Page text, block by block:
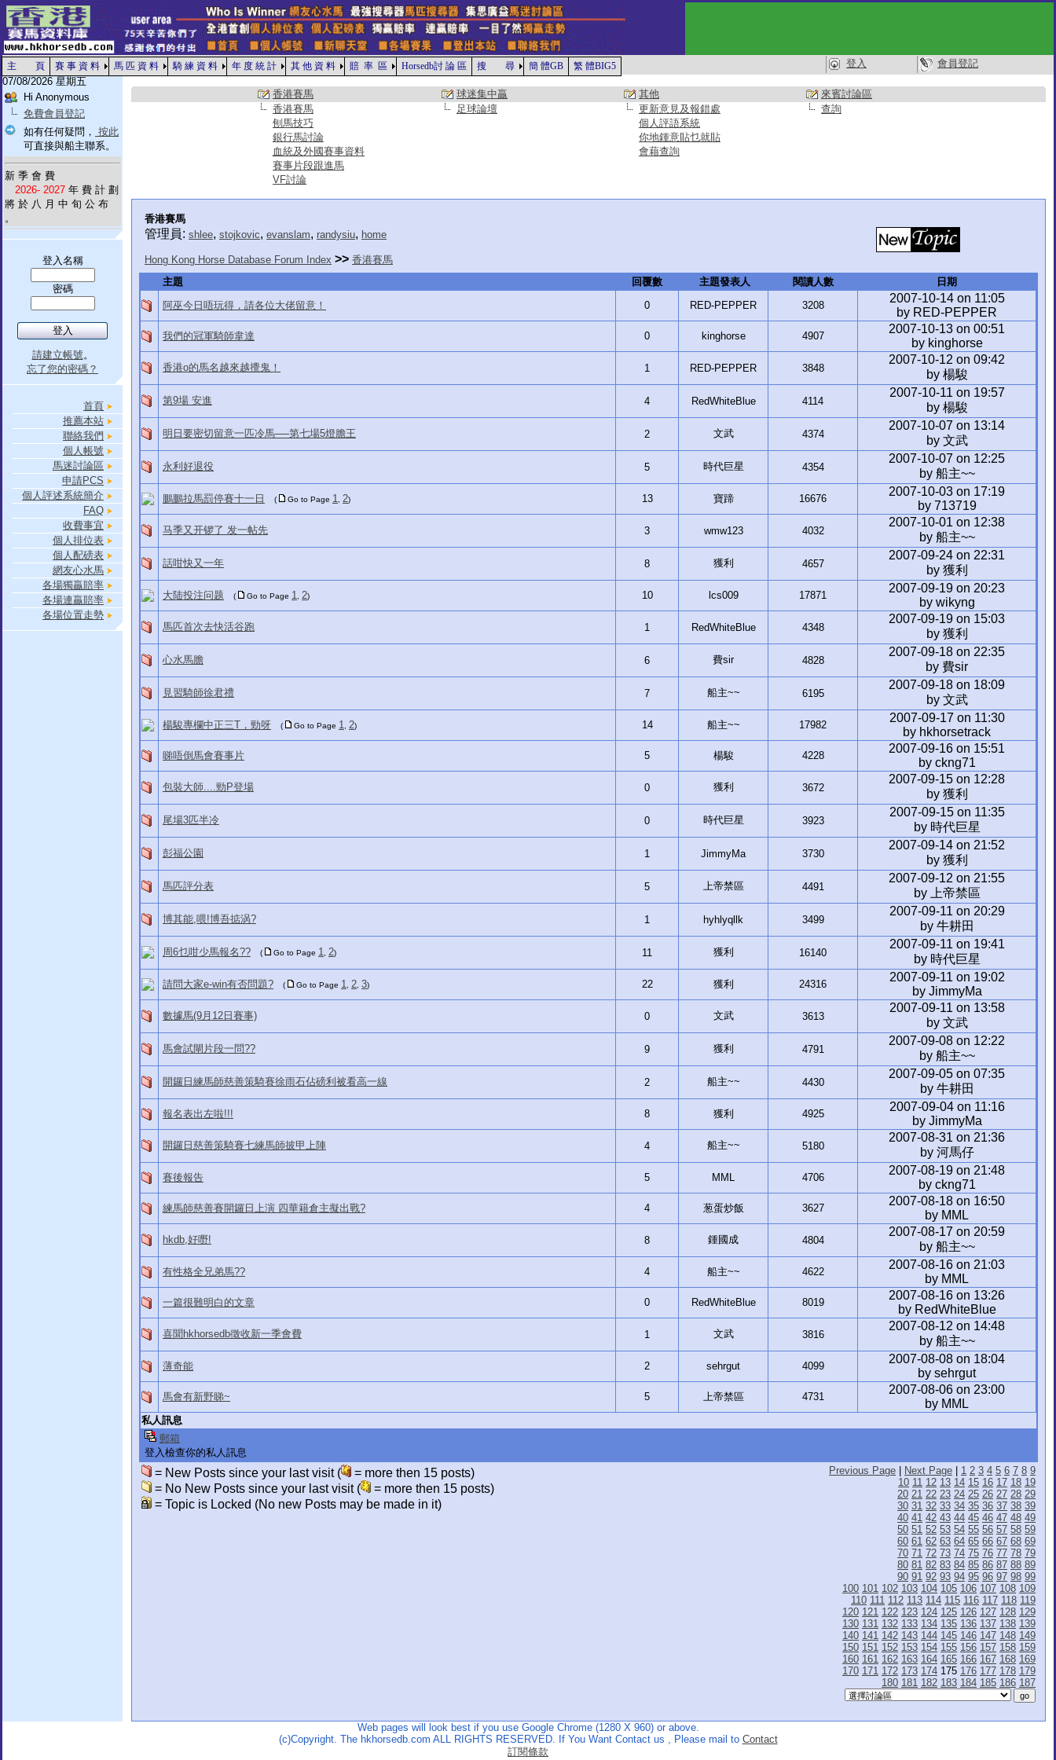
主 頁 賽 事 資 料 馬 匹 資 料 騎 練 資 料 年 度 統 計 其 他 資 料 賠 率 區 Horsedb討 論 區 搜 尋 簡 體GB 繁 體BIG5 登入
會員登記
07/08/2026 星期五
Hi Anonymous
免費會員登記
如有任何疑問， 按此
可直接與船主聯系。
新 季 會 費
2026- 2027 年 費 計 劃
將 於 八 月 中 旬 公 布
。
登入名稱
密碼
請建立帳號。
忘了您的密碼？
首頁
推薦本站
聯絡我們
個人帳號
馬迷討論區
申請PCS
個人評述系統簡介
FAQ
收費事宜
個人排位表
個人配磅表
網友心水馬
各場獨贏賠率
各場連贏賠率
各場位置走勢
香港賽馬 球迷集中贏 其他
來賓討論區
香港賽馬
足球論壇 更新意見及報錯處
查詢
刨馬技巧
個人評語系統
銀行馬討論
你地鍾意貼乜就貼
血統及外國賽事資料
會藉查詢
賽事片段跟進馬
VF討論
香港賽馬
管理員: shlee, stojkovic, evanslam, randysiu, home
Hong Kong Horse Database Forum Index >> 香港賽馬
主題
回覆數 主題發表人 閱讀人數
日期
阿巫今日唔玩得，請各位大佬留意！
0 RED-PEPPER 3208
2007-10-14 on 11:05
by RED-PEPPER
我們的冠軍騎師韋達 0 kinghorse 4907
2007-10-13 on 00:51
by kinghorse
香港o的馬名越來越攪鬼！ 1 RED-PEPPER 3848
2007-10-12 on 09:42
by 楊駿
第9場 安進 4 RedWhiteBlue 4114
2007-10-11 on 19:57
by 楊駿
明日要密切留意一匹冷馬──第七場5燈膽王 2 文武 4374
2007-10-07 on 13:14
by 文武
永利好退役 5 時代巨星 4354
2007-10-07 on 12:25
by 船主~~
鵬鵬拉馬罰停賽十一日 ( Go to Page 1 2) 13 寶蹄 16676
2007-10-03 on 17:19
by 713719
马季又开锣了 发一帖先 3 wmw123 4032
2007-10-01 on 12:38
by 船主~~
話咁快又一年 8 獲利 4657
2007-09-24 on 22:31
by 獲利
大陆投注问题 ( Go to Page 1 2) 10 lcs009 17871
2007-09-19 on 20:23
by wikyng
馬匹首次去快活谷跑 1 RedWhiteBlue 4348
2007-09-19 on 15:03
by 獲利
心水馬膽 6 費sir 4828
2007-09-18 on 22:35
by 費sir
見習騎師徐君禮 7 船主~~ 6195
2007-09-18 on 18:09
by 文武
楊駿專欄中正三T，勁呀 ( Go to Page 1 2) 14 船主~~ 17982
2007-09-17 on 11:30
by hkhorsetrack
睇唔倒馬會賽事片 5 楊駿 4228
2007-09-16 on 15:51
by ckng71
包裝大師....勁P登場 0 獲利 3672
2007-09-15 on 12:28
by 獲利
尾場3匹半冷 0 時代巨星 3923
2007-09-15 on 11:35
by 時代巨星
彭福公園 1 JimmyMa 3730
2007-09-14 on 21:52
by 獲利
馬匹評分表 5 上帝禁區 4491
2007-09-12 on 21:55
by 上帝禁區
博其能,喂!博吾掂涡? 1 hyhlyqllk 3499
2007-09-11 on 20:29
by 牛耕田
周6乜咁少馬報名?? ( Go to Page 1 2) 11 獲利 16140
2007-09-11 on 19:41
by 時代巨星
請問大家e-win有否問題? ( Go to Page 1 2 3) 22 獲利 24316
2007-09-11 on 19:02
by JimmyMa
數據馬(9月12日賽事) 0 文武 3613
2007-09-11 on 13:58
by 文武
馬會試閘片段一問?? 9 獲利 4791
2007-09-08 on 12:22
by 船主~~
開鑼日練馬師慈善策騎賽徐雨石佔磅利被看高一線 2 船主~~ 4430
2007-09-05 on 07:35
by 牛耕田
報名表出左啦!!! 8 獲利 4925
2007-09-04 on 11:16
by JimmyMa
開鑼日慈善策騎賽七練馬師披甲上陣 4 船主~~ 5180
2007-08-31 on 21:36
by 河馬仔
賽後報告 5 MML 4706
2007-08-19 on 21:48
by ckng71
練馬師慈善賽開鑼日上演 四華籍倉主擬出戰? 4 葱蛋炒飯 3627
2007-08-18 on 16:50
by MML
hkdb,好嘢! 8 鍾國成 4804
2007-08-17 on 20:59
by 船主~~
有性格全兄弟馬?? 4 船主~~ 4622
2007-08-16 on 21:03
by MML
一篇很難明白的文章 0 RedWhiteBlue 8019
2007-08-16 on 13:26
by RedWhiteBlue
喜聞hkhorsedb徵收新一季會費 1 文武 3816
2007-08-12 on 14:48
by 船主~~
薄奇能 2 sehrgut 4099
2007-08-08 on 18:04
by sehrgut
馬會有新野睇~ 5 上帝禁區 4731
2007-08-06 on 23:00
by MML
私人訊息
郵箱
登入檢查你的私人訊息
= New Posts since your last visit (
= more then 15 posts)
= No New Posts since your last visit (
= more then 15 posts)
= Topic is Locked (No new Posts may be made in it)
Previous Page Next Page 1 2 3 4 5 6 7 8 9
10 11 12 13 14 15 16 17 18 19
20 21 22 23 24 25 26 27 28 29
30 31 32 33 34 35 36 37 38 39
40 41 42 43 44 45 46 47 48 49
50 51 52 53 54 55 56 57 58 59
60 61 62 63 64 65 66 67 68 69
70 71 72 73 74 75 76 77 78 79
80 81 82 83 84 85 86 87 88 89
90 91 92 93 94 95 96 97 98 99
100 101 102 103 104 105 106 107 108 109
110 111 112 113 114 115 116 117 118 119
120 121 122 123 124 125 126 127 128 129
130 131 132 133 134 135 136 137 138 139
140 141 142 143 144 145 146 147 148 149
150 151 152 153 154 155 156 157 158 159
160 161 162 163 164 165 166 167 168 169
170 171 172 173 174 175 176 177 178 179
180 181 182 183 184 185 186 187
Web pages will look best if you use Google Chrome (1280 X 960) or above.
(c)Copyright. The hkhorsedb.com ALL RIGHTS RESERVED. If You Want Contact us , Please mail to Contact
訂閱條款